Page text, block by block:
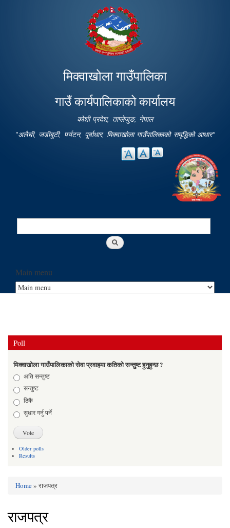
main
content
मिक्वाखोला गाउँपालिका
गाउँ कार्यपालिकाको कार्यालय
कोशी प्रदेश, ताप्लेजुङ, नेपाल
"अलैची, जडीबुटी, पर्यटन, पूर्वाधार, मिक्वाखोला गाउँपालिकाको समृद्धिको आधार"
Search
Main menu
Poll
मिक्वाखोला गाउँपालिकाको सेवा प्रवाहमा कतिको सन्तुष्ट हुनुहुन्छ ?
Choicesअति सन्तुष्ट
सन्तुष्ट
ठिकै
सुधार गर्नु पर्ने
Older polls
Results
You are here
Home» राजपत्र
राजपत्र